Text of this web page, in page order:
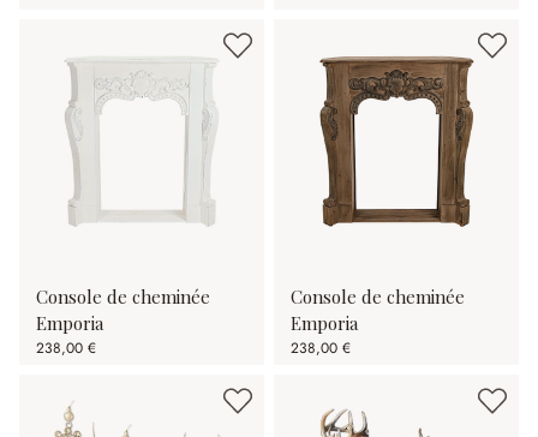
Console de cheminée
Emporia
238,00 €
Console de cheminée
Emporia
238,00 €